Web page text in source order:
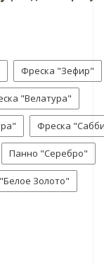
Фреска "Зефир"
"Велатура"
Фреска
Панно "Серебро"
Золото"